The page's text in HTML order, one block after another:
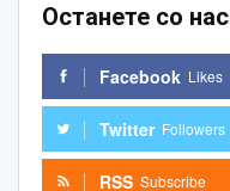
Останете со нас
Facebook Likes
Twitter Followers
RSS Subscribe